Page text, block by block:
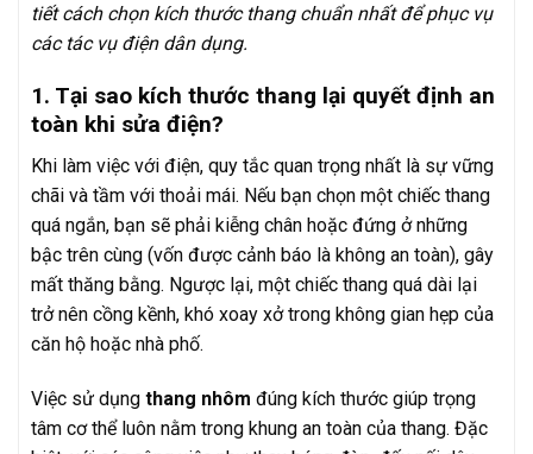
tiết cách chọn kích thước thang chuẩn nhất để phục vụ
các tác vụ điện dân dụng.
1. Tại sao kích thước thang lại quyết định an
toàn khi sửa điện?
Khi làm việc với điện, quy tắc quan trọng nhất là sự vững
chãi và tầm với thoải mái. Nếu bạn chọn một chiếc thang
quá ngắn, bạn sẽ phải kiễng chân hoặc đứng ở những
bậc trên cùng (vốn được cảnh báo là không an toàn), gây
mất thăng bằng. Ngược lại, một chiếc thang quá dài lại
trở nên cồng kềnh, khó xoay xở trong không gian hẹp của
căn hộ hoặc nhà phố.
Việc sử dụng thang nhôm đúng kích thước giúp trọng
tâm cơ thể luôn nằm trong khung an toàn của thang. Đặc